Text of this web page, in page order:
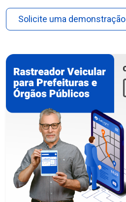
Solicite uma demonstração